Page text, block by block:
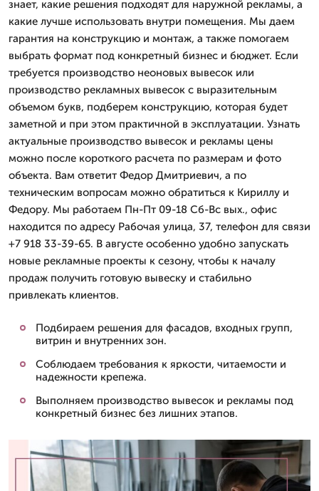
знает, какие решения подходят для наружной рекламы, а
какие лучше использовать внутри помещения. Мы даем
гарантия на конструкцию и монтаж, а также помогаем
выбрать формат под конкретный бизнес и бюджет. Если
требуется производство неоновых вывесок или
производство рекламных вывесок с выразительным
объемом букв, подберем конструкцию, которая будет
заметной и при этом практичной в эксплуатации. Узнать
актуальные производство вывесок и рекламы цены
можно после короткого расчета по размерам и фото
объекта. Вам ответит Федор Дмитpиевич, а по
техническим вопросам можно обратиться к Кириллу и
Федору. Мы работаем Пн-Пт 09-18 Сб-Вс вых., офис
находится по адресу Рабочая улица, 37, телефон для связи
+7 918 33-39-65. В августе особенно удобно запускать
новые рекламные проекты к сезону, чтобы к началу
продаж получить готовую вывеску и стабильно
привлекать клиентов.
Подбираем решения для фасадов, входных групп,
витрин и внутренних зон.
Соблюдаем требования к яркости, читаемости и
надежности крепежа.
Выполняем производство вывесок и рекламы под
конкретный бизнес без лишних этапов.